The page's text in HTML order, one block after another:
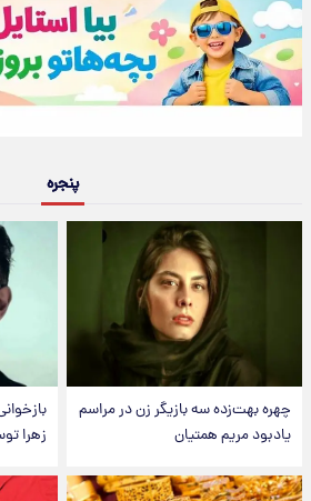
پنجره
چهره بهت‌زده سه بازیگر زن در مراسم
یادبود مریم همتیان
زهرا